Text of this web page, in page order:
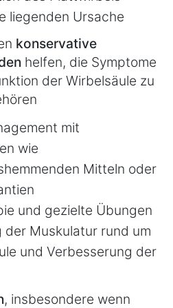
liegenden Ursache
konservative
helfen, die Symptome
der Wirbelsäule zu
mit
wie
Mitteln oder
und gezielte Übungen
der Muskulatur rund um
und Verbesserung der
, insbesondere wenn